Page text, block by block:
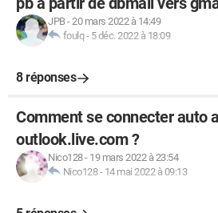
JPB-20 mars 2022 à 14:49
foulq- 5 déc. 2022 à 18:09
8 réponses
Comment se connecter auto
outlook.live.com ?
Nico128- 19 mars 2022 à 23:54
Nico128- 14 mai 2022 à 09:13